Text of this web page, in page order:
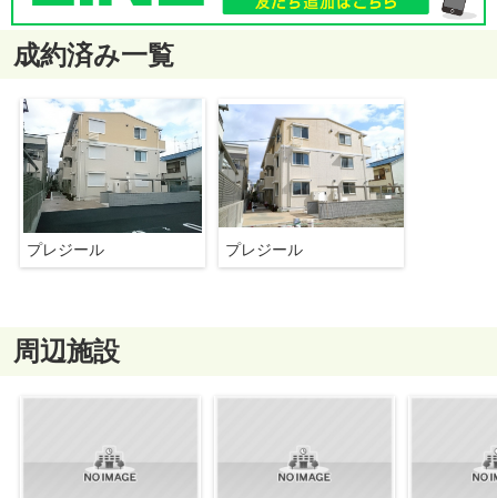
成約済み一覧
プレジール プレジール
周辺施設